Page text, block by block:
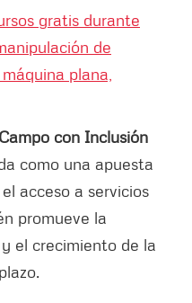
gratis durante
de
plana,
con Inclusión
como una apuesta
acceso a servicios
promueve la
el crecimiento de la